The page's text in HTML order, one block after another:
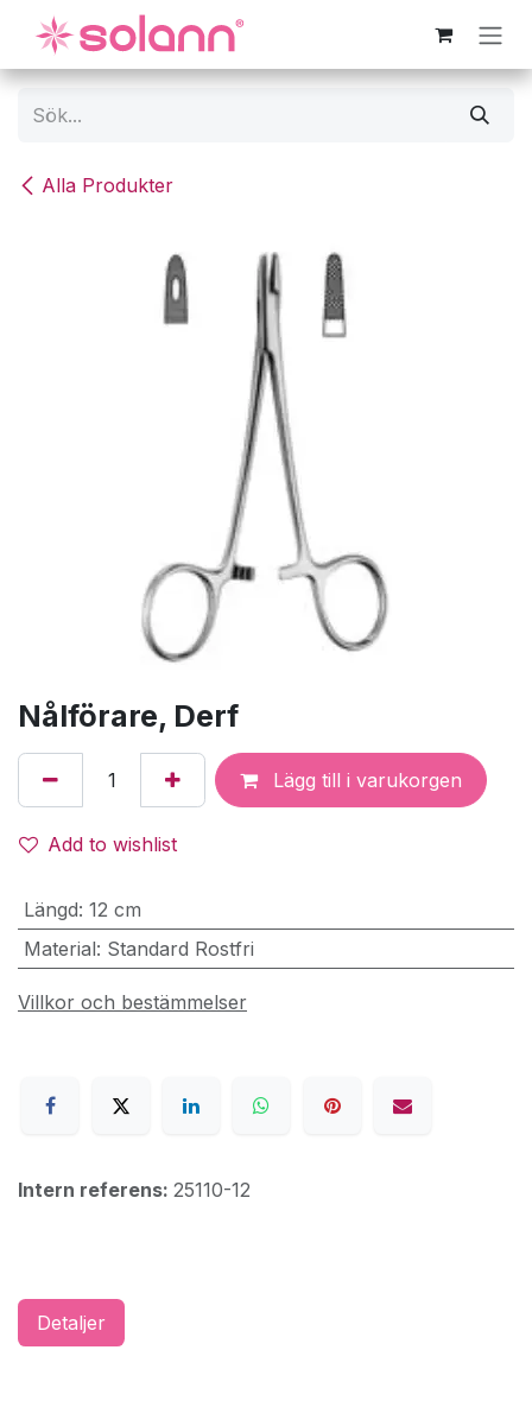
Hoppa till innehåll
Alla Produkter
Nålförare, Derf
Lägg till i varukorgen
Add to wishlist
Längd: 12 cm
Material: Standard Rostfri
Villkor och bestämmelser
Intern referens: 25110-12
Detaljer